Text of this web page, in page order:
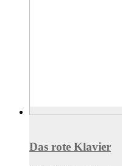
Das rote Klavier